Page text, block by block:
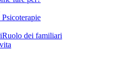
Ruolo dei familiari